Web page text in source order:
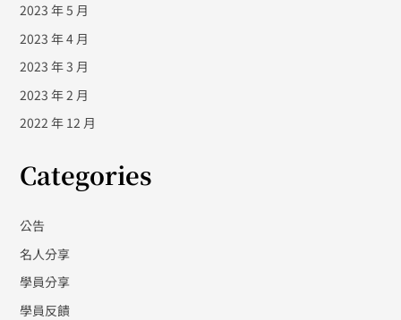
2023 年 5 月
2023 年 4 月
2023 年 3 月
2023 年 2 月
2022 年 12 月
Categories
公告
名人分享
學員分享
學員反饋